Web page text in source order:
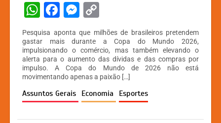
W
h
at
s
A
p
p
F
c
e
b
o
o
M
s
s
e
n
g
o
p
y
Li
n
k
Pesquisa aponta que milhões de brasileiros pretendem
gastar mais durante a Copa do Mundo 2026,
impulsionando o comércio, mas também elevando o
alerta para o aumento das dívidas e das compras por
impulso. A Copa do Mundo de 2026 não está
movimentando apenas a paixão […]
Assuntos Gerais Economia Esportes